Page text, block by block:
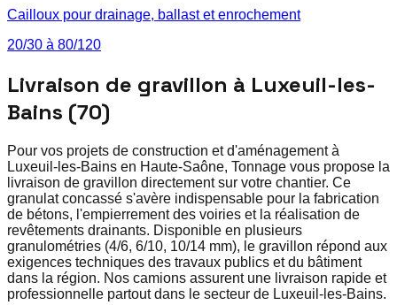
Cailloux pour drainage, ballast et enrochement
20/30 à 80/120
Livraison de gravillon à Luxeuil-les-
Bains (70)
Pour vos projets de construction et d'aménagement à
Luxeuil-les-Bains en Haute-Saône, Tonnage vous propose la
livraison de gravillon directement sur votre chantier. Ce
granulat concassé s'avère indispensable pour la fabrication
de bétons, l'empierrement des voiries et la réalisation de
revêtements drainants. Disponible en plusieurs
granulométries (4/6, 6/10, 10/14 mm), le gravillon répond aux
exigences techniques des travaux publics et du bâtiment
dans la région. Nos camions assurent une livraison rapide et
professionnelle partout dans le secteur de Luxeuil-les-Bains.